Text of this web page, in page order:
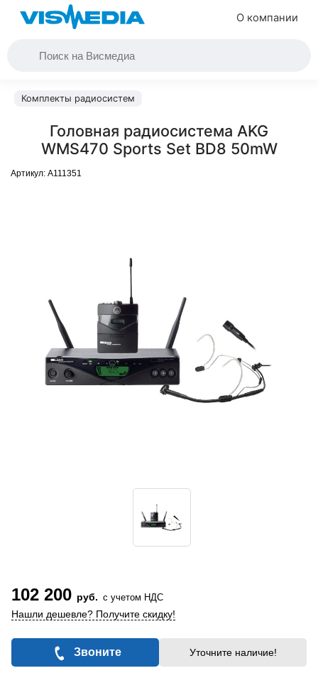
О компании
Комплекты радиосистем
Головная радиосистема AKG
WMS470 Sports Set BD8 50mW
Артикул: A111351
102 200 руб. с учетом НДС
Нашли дешевле? Получите скидку!
Звоните Уточните наличие!